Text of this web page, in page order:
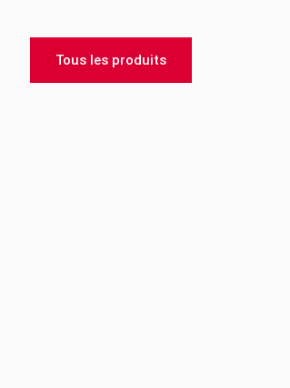
Tous les produits